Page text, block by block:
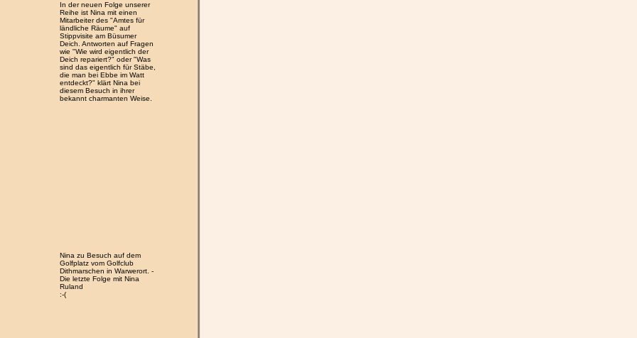
In der neuen Folge unserer
Reihe ist Nina mit einen
Mitarbeiter des "Amtes für
ländliche Räume" auf
Stippvisite am Büsumer
Deich. Antworten auf Fragen
wie "Wie wird eigentlich der
Deich repariert?" oder "Was
sind das eigentlich für Stäbe,
die man bei Ebbe im Watt
entdeckt?" klärt Nina bei
diesem Besuch in ihrer
bekannt charmanten Weise.
Nina zu Besuch auf dem
Golfplatz vom Golfclub
Dithmarschen in Warwerort. -
Die letzte Folge mit Nina
Ruland
:-(